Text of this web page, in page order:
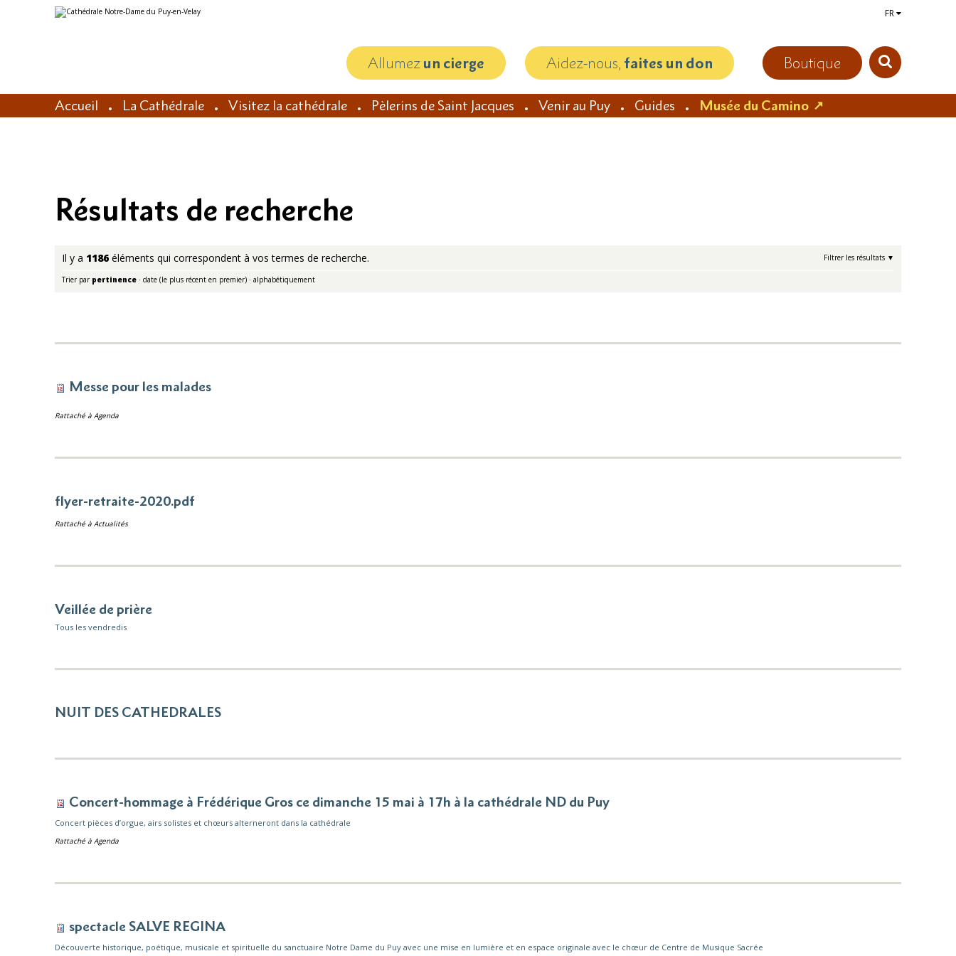
Aller
au
Outils
personnels
FR
Boutique
Allumezun cierge Aidez-nous, faites un don
Accueil La Cathédrale Visitez la cathédrale Pèlerins de Saint Jacques Venir au Puy Guides Musée du Camino
Résultats de recherche
Il y a 1186 éléments qui correspondent à vos termes de recherche. Filtrer les résultats
Trier par pertinence · date (le plus récent en premier) · alphabétiquement
Messe pour les malades
Rattaché à Agenda
flyer-retraite-2020.pdf
Rattaché à Actualités
Veillée de prière
Tous les vendredis
NUIT DES CATHEDRALES
Concert-hommage à Frédérique Gros ce dimanche 15 mai à 17h à la cathédrale ND du Puy
Concert pièces d’orgue, airs solistes et chœurs alterneront dans la cathédrale
Rattaché à Agenda
spectacle SALVE REGINA
Découverte historique, poétique, musicale et spirituelle du sanctuaire Notre Dame du Puy avec une mise en lumière et en espace originale avec le chœur de Centre de Musique Sacrée